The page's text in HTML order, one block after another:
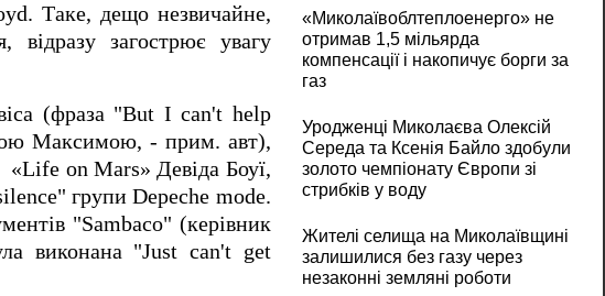
Таке, дещо незвичайне,
відразу загострює увагу
(фраза "But I can't help
Максимою, - прим. авт),
on Mars» Девіда Боуї,
групи Depeche mode.
"Sambaco" (керівник
виконана "Just can't get
«Миколаївоблтеплоенерго» не
отримав 1,5 мільярда
компенсації і накопичує борги за
газ
Уродженці Миколаєва Олексій
Середа та Ксенія Байло здобули
золото чемпіонату Європи зі
стрибків у воду
Жителі селища на Миколаївщині
залишилися без газу через
незаконні земляні роботи